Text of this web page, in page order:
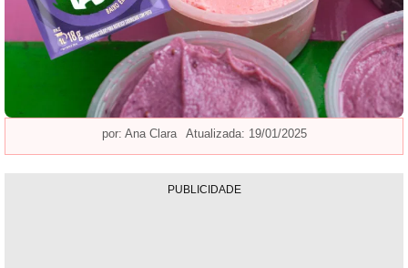
por: Ana Clara Atualizada: 19/01/2025
PUBLICIDADE